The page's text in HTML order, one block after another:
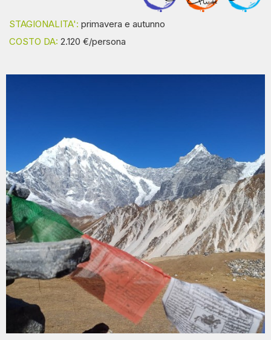
STAGIONALITA': primavera e autunno
COSTO DA: 2.120 €/persona